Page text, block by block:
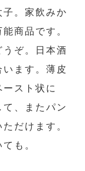
子。家飲みか
商品です。
ぞ。日本酒
ます。薄皮
スト状に
、またパン
だけます。
も。